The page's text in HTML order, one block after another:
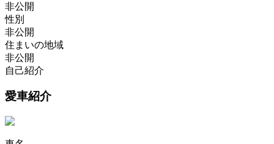
非公開
性別
非公開
住まいの地域
非公開
自己紹介
愛車紹介